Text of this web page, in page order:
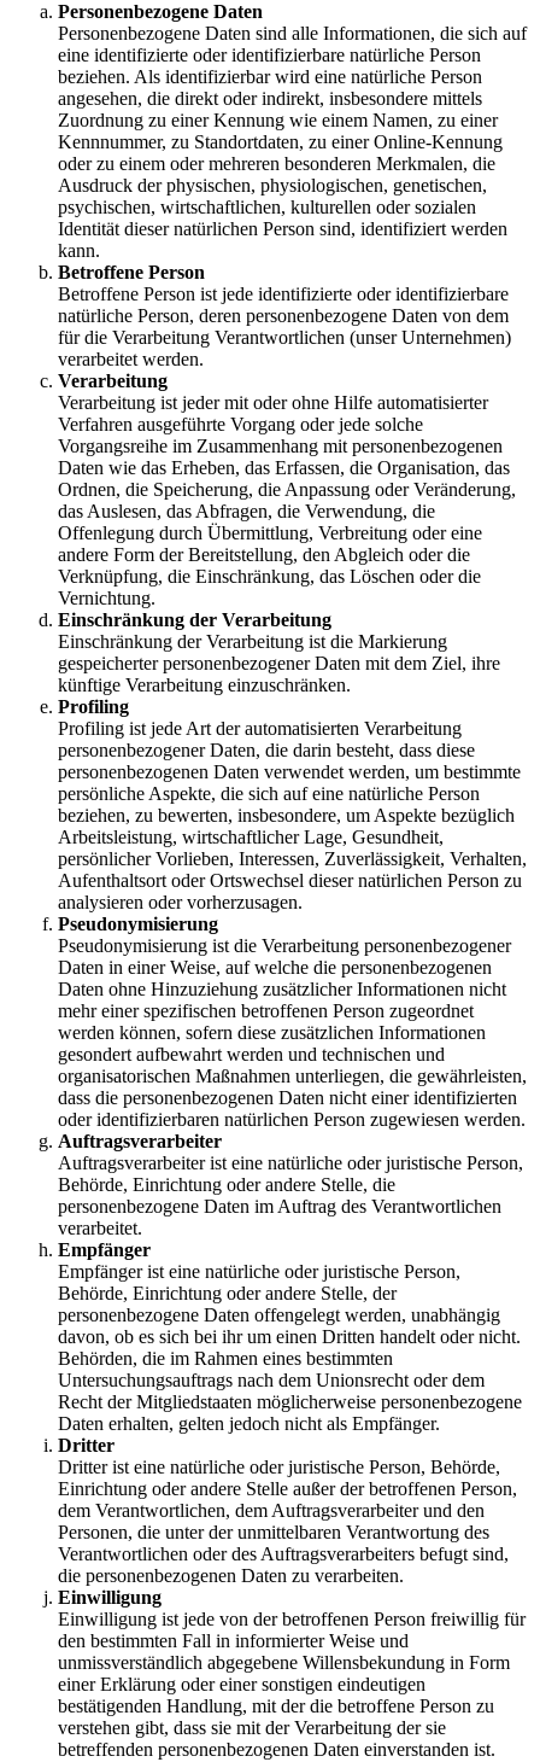
Personenbezogene Daten
Personenbezogene Daten sind alle Informationen, die sich auf
eine identifizierte oder identifizierbare natürliche Person
beziehen. Als identifizierbar wird eine natürliche Person
angesehen, die direkt oder indirekt, insbesondere mittels
Zuordnung zu einer Kennung wie einem Namen, zu einer
Kennnummer, zu Standortdaten, zu einer Online-Kennung
oder zu einem oder mehreren besonderen Merkmalen, die
Ausdruck der physischen, physiologischen, genetischen,
psychischen, wirtschaftlichen, kulturellen oder sozialen
Identität dieser natürlichen Person sind, identifiziert werden
kann.
Betroffene Person
Betroffene Person ist jede identifizierte oder identifizierbare
natürliche Person, deren personenbezogene Daten von dem
für die Verarbeitung Verantwortlichen (unser Unternehmen)
verarbeitet werden.
Verarbeitung
Verarbeitung ist jeder mit oder ohne Hilfe automatisierter
Verfahren ausgeführte Vorgang oder jede solche
Vorgangsreihe im Zusammenhang mit personenbezogenen
Daten wie das Erheben, das Erfassen, die Organisation, das
Ordnen, die Speicherung, die Anpassung oder Veränderung,
das Auslesen, das Abfragen, die Verwendung, die
Offenlegung durch Übermittlung, Verbreitung oder eine
andere Form der Bereitstellung, den Abgleich oder die
Verknüpfung, die Einschränkung, das Löschen oder die
Vernichtung.
Einschränkung der Verarbeitung
Einschränkung der Verarbeitung ist die Markierung
gespeicherter personenbezogener Daten mit dem Ziel, ihre
künftige Verarbeitung einzuschränken.
Profiling
Profiling ist jede Art der automatisierten Verarbeitung
personenbezogener Daten, die darin besteht, dass diese
personenbezogenen Daten verwendet werden, um bestimmte
persönliche Aspekte, die sich auf eine natürliche Person
beziehen, zu bewerten, insbesondere, um Aspekte bezüglich
Arbeitsleistung, wirtschaftlicher Lage, Gesundheit,
persönlicher Vorlieben, Interessen, Zuverlässigkeit, Verhalten,
Aufenthaltsort oder Ortswechsel dieser natürlichen Person zu
analysieren oder vorherzusagen.
Pseudonymisierung
Pseudonymisierung ist die Verarbeitung personenbezogener
Daten in einer Weise, auf welche die personenbezogenen
Daten ohne Hinzuziehung zusätzlicher Informationen nicht
mehr einer spezifischen betroffenen Person zugeordnet
werden können, sofern diese zusätzlichen Informationen
gesondert aufbewahrt werden und technischen und
organisatorischen Maßnahmen unterliegen, die gewährleisten,
dass die personenbezogenen Daten nicht einer identifizierten
oder identifizierbaren natürlichen Person zugewiesen werden.
Auftragsverarbeiter
Auftragsverarbeiter ist eine natürliche oder juristische Person,
Behörde, Einrichtung oder andere Stelle, die
personenbezogene Daten im Auftrag des Verantwortlichen
verarbeitet.
Empfänger
Empfänger ist eine natürliche oder juristische Person,
Behörde, Einrichtung oder andere Stelle, der
personenbezogene Daten offengelegt werden, unabhängig
davon, ob es sich bei ihr um einen Dritten handelt oder nicht.
Behörden, die im Rahmen eines bestimmten
Untersuchungsauftrags nach dem Unionsrecht oder dem
Recht der Mitgliedstaaten möglicherweise personenbezogene
Daten erhalten, gelten jedoch nicht als Empfänger.
Dritter
Dritter ist eine natürliche oder juristische Person, Behörde,
Einrichtung oder andere Stelle außer der betroffenen Person,
dem Verantwortlichen, dem Auftragsverarbeiter und den
Personen, die unter der unmittelbaren Verantwortung des
Verantwortlichen oder des Auftragsverarbeiters befugt sind,
die personenbezogenen Daten zu verarbeiten.
Einwilligung
Einwilligung ist jede von der betroffenen Person freiwillig für
den bestimmten Fall in informierter Weise und
unmissverständlich abgegebene Willensbekundung in Form
einer Erklärung oder einer sonstigen eindeutigen
bestätigenden Handlung, mit der die betroffene Person zu
verstehen gibt, dass sie mit der Verarbeitung der sie
betreffenden personenbezogenen Daten einverstanden ist.